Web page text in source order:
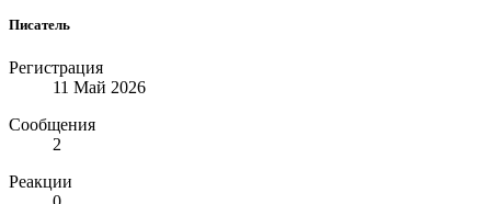
Писатель
Регистрация
11 Май 2026
Сообщения
2
Реакции